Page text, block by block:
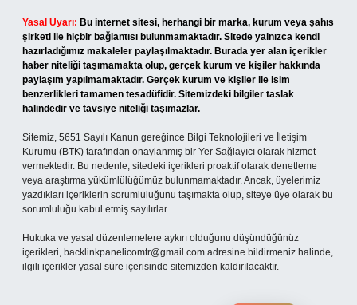
Yasal Uyarı: Bu internet sitesi, herhangi bir marka, kurum veya şahıs
şirketi ile hiçbir bağlantısı bulunmamaktadır. Sitede yalnızca kendi
hazırladığımız makaleler paylaşılmaktadır. Burada yer alan içerikler
haber niteliği taşımamakta olup, gerçek kurum ve kişiler hakkında
paylaşım yapılmamaktadır. Gerçek kurum ve kişiler ile isim
benzerlikleri tamamen tesadüfidir. Sitemizdeki bilgiler taslak
halindedir ve tavsiye niteliği taşımazlar.
Sitemiz, 5651 Sayılı Kanun gereğince Bilgi Teknolojileri ve İletişim
Kurumu (BTK) tarafından onaylanmış bir Yer Sağlayıcı olarak hizmet
vermektedir. Bu nedenle, sitedeki içerikleri proaktif olarak denetleme
veya araştırma yükümlülüğümüz bulunmamaktadır. Ancak, üyelerimiz
yazdıkları içeriklerin sorumluluğunu taşımakta olup, siteye üye olarak bu
sorumluluğu kabul etmiş sayılırlar.
Hukuka ve yasal düzenlemelere aykırı olduğunu düşündüğünüz
içerikleri, backlinkpanelicomtr@gmail.com adresine bildirmeniz halinde,
ilgili içerikler yasal süre içerisinde sitemizden kaldırılacaktır.